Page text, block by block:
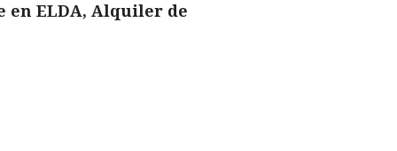
en ELDA, Alquiler de